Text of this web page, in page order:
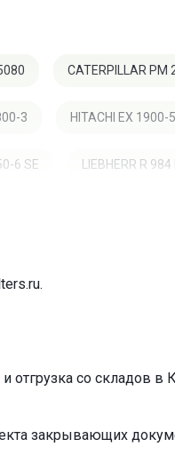
CATERPILLAR PM
3 HITACHI EX 1900-5
6 SE LIEBHERR R 984
.
со складов в
закрывающих